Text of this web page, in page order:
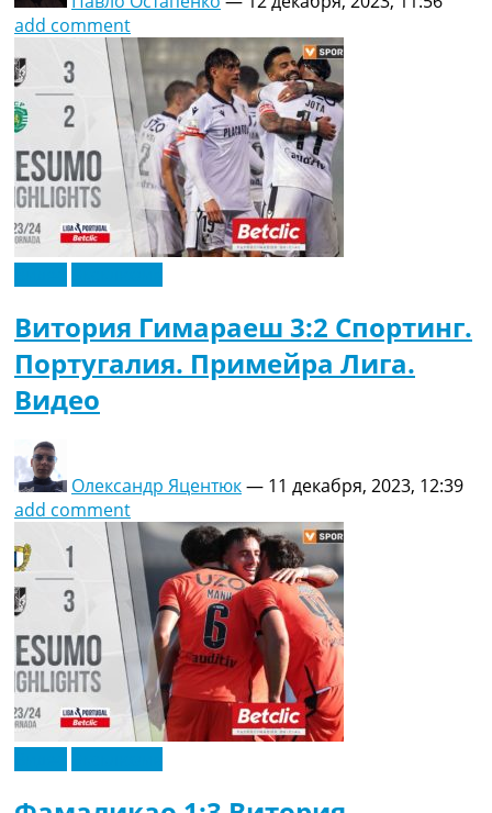
add comment
Витория Гимараеш 3:2 Спортинг.
Португалия. Примейра Лига.
Видео
Олександр Яцентюк— 11 декабря, 2023, 12:39
add comment